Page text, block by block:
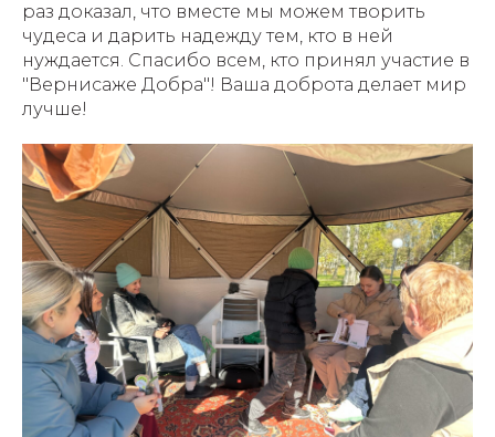
раз доказал, что вместе мы можем творить
чудеса и дарить надежду тем, кто в ней
нуждается. Спасибо всем, кто принял участие в
"Вернисаже Добра"! Ваша доброта делает мир
лучше!